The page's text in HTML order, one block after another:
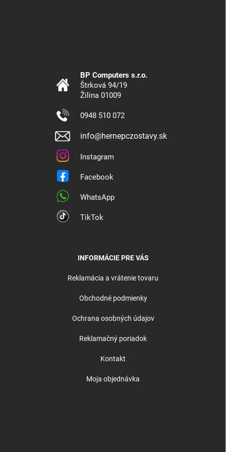
BP Computers s.r.o.
Štrková 94/19
Žilina 01009
0948 510 072
info@hernepczostavy.sk
Instagram
Facebook
WhatsApp
TikTok
INFORMÁCIE PRE VÁS
Reklamácia a vrátenie tovaru
Obchodné podmienky
Ochrana osobných údajov
Reklamačný poriadok
Kontakt
Moja objednávka